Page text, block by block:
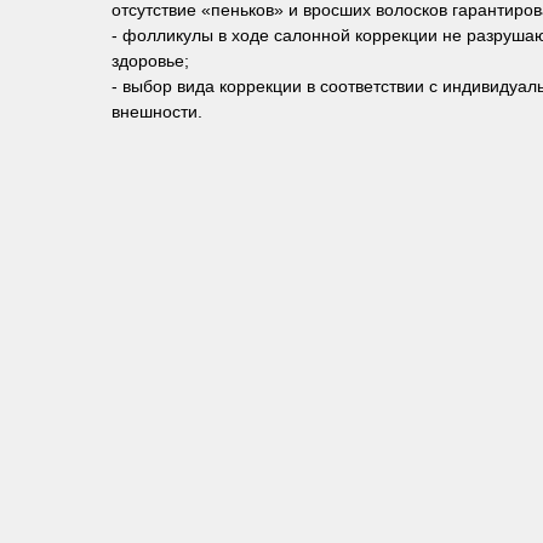
отсутствие «пеньков» и вросших волосков
- фолликулы в ходе салонной коррекции не
здоровье;
- выбор вида коррекции в соответствии с
внешности.